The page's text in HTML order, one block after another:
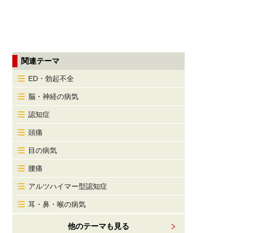
関連テーマ
ED・勃起不全
脳・神経の病気
認知症
頭痛
目の病気
腰痛
アルツハイマー型認知症
耳・鼻・喉の病気
他のテーマも見る